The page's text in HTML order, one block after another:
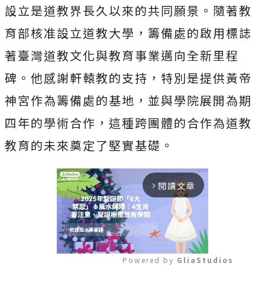
設立是道教界長久以來的共同願景。隨著教
育部核准設立道教大學，籌備處的啟用標誌
著臺灣道教文化與教育事業邁向全新里程
碑。他感謝軒轅教的支持，特別是提供黃帝
神宮作為籌備處的基地，並與學院展開為期
四年的學術合作，這種跨團體的合作為道教
教育的未來奠定了堅實基礎。
arrow_forward_ios 閱讀文章
Powered by GliaStudios